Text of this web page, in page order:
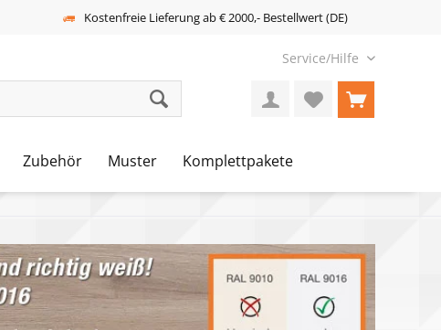
Kostenfreie Lieferung ab € 2000,- Bestellwert (DE)
Service/Hilfe
Zubehör Muster Komplettpakete